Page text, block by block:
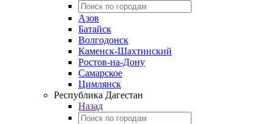
Азов
Батайск
Волгодонск
Каменск-Шахтинский
Ростов-на-Дону
Самарское
Цимлянск
Республика Дагестан
Назад